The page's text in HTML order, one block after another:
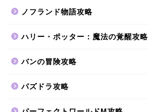
ノフランド物語攻略
ハリー・ポッター：魔法の覚醒攻略
バンの冒険攻略
パズドラ攻略